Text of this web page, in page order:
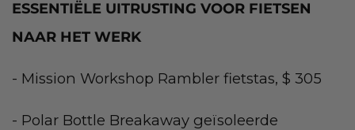
ESSENTIËLE UITRUSTING VOOR FIETSEN
NAAR HET WERK
- Mission Workshop Rambler fietstas, $ 305
- Polar Bottle Breakaway geïsoleerde